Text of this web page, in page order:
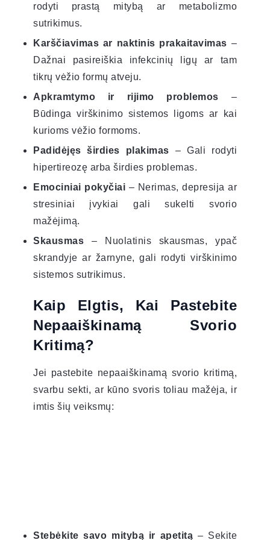
rodyti prastą mitybą ar metabolizmo
sutrikimus.
Karščiavimas ar naktinis prakaitavimas –
Dažnai pasireiškia infekcinių ligų ar tam
tikrų vėžio formų atveju.
Apkramtymo ir rijimo problemos –
Būdinga virškinimo sistemos ligoms ar kai
kurioms vėžio formoms.
Padidėjęs širdies plakimas – Gali rodyti
hipertireozę arba širdies problemas.
Emociniai pokyčiai – Nerimas, depresija ar
stresiniai įvykiai gali sukelti svorio
mažėjimą.
Skausmas – Nuolatinis skausmas, ypač
skrandyje ar žarnyne, gali rodyti virškinimo
sistemos sutrikimus.
Kaip Elgtis, Kai Pastebite
Nepaaiškinamą Svorio
Kritimą?
Jei pastebite nepaaiškinamą svorio kritimą,
svarbu sekti, ar kūno svoris toliau mažėja, ir
imtis šių veiksmų:
Stebėkite savo mitybą ir apetitą – Sekite